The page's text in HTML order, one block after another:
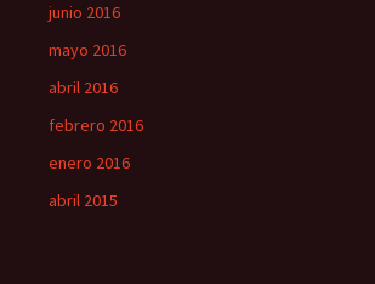
junio 2016
mayo 2016
abril 2016
febrero 2016
enero 2016
abril 2015